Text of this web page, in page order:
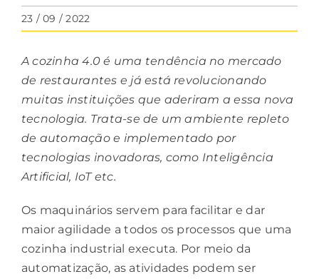
23 / 09 / 2022
A cozinha 4.0 é uma tendência no mercado
de restaurantes e já está revolucionando
muitas instituições que aderiram a essa nova
tecnologia. Trata-se de um ambiente repleto
de automação e implementado por
tecnologias inovadoras, como Inteligência
Artificial, IoT etc.
Os maquinários servem para facilitar e dar
maior agilidade a todos os processos que uma
cozinha industrial executa. Por meio da
automatização, as atividades podem ser